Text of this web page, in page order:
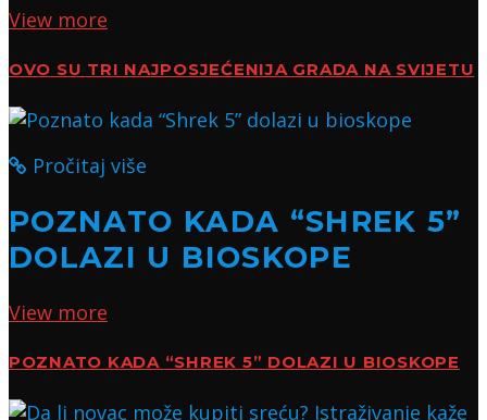
View more
OVO SU TRI NAJPOSJEĆENIJA GRADA NA SVIJETU
Pročitaj više
POZNATO KADA “SHREK 5”
DOLAZI U BIOSKOPE
View more
POZNATO KADA “SHREK 5” DOLAZI U BIOSKOPE